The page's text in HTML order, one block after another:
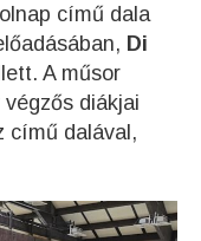
című dala
Di
A műsor
diákjai
című dalával,